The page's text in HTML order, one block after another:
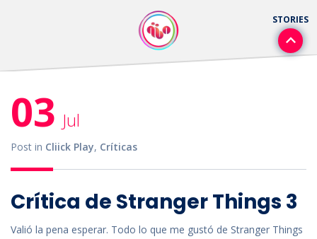
03 Jul
Post in Cliick Play, Críticas
Crítica de Stranger Things 3
Valió la pena esperar. Todo lo que me gustó de Stranger Things